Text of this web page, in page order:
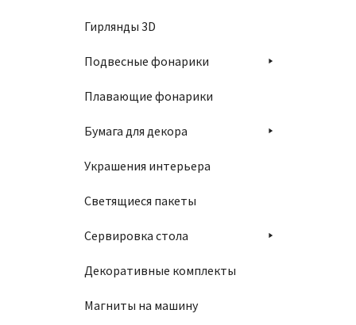
Гирлянды 3D
Подвесные фонарики
Плавающие фонарики
Бумага для декора
Украшения интерьера
Светящиеся пакеты
Сервировка стола
Декоративные комплекты
Магниты на машину